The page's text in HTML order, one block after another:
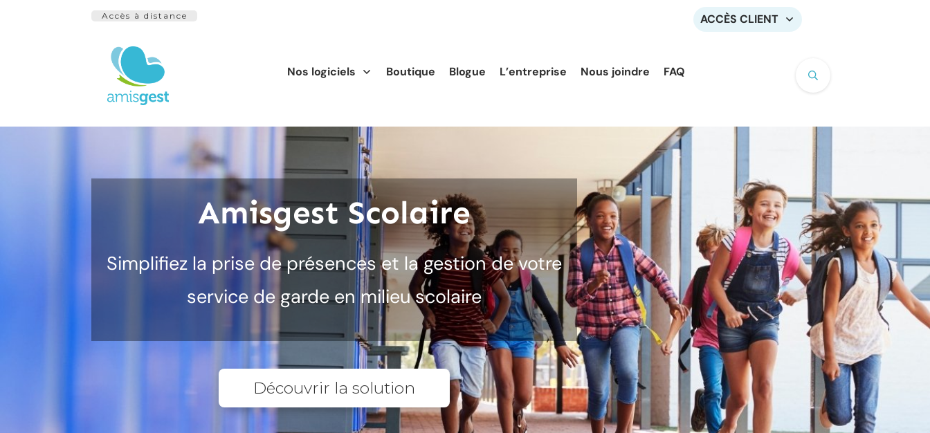
Accès à distance ACCÈS CLIENT
Nos logiciels Boutique Blogue L’entreprise Nous joindre FAQ
Amisgest Scolaire
Simplifiez la prise de présences et la gestion de votre
service de garde en milieu scolaire
Découvrir la solution